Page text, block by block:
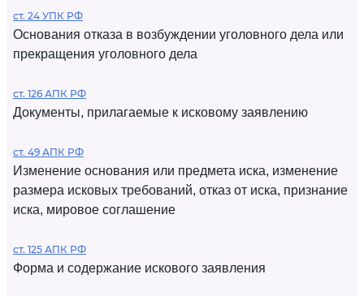
ст. 24 УПК РФ
Основания отказа в возбуждении уголовного дела или
прекращения уголовного дела
ст. 126 АПК РФ
Документы, прилагаемые к исковому заявлению
ст. 49 АПК РФ
Изменение основания или предмета иска, изменение
размера исковых требований, отказ от иска, признание
иска, мировое соглашение
ст. 125 АПК РФ
Форма и содержание искового заявления